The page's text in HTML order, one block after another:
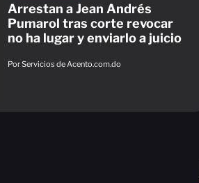
Arrestan a Jean Andrés
Pumarol tras corte revocar
no ha lugar y enviarlo a juicio
Por Servicios de Acento.com.do